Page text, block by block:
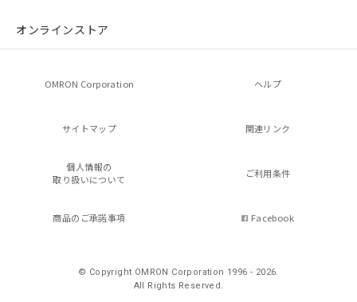
オンラインストア
OMRON Corporation ヘルプ
サイトマップ 関連リンク
個人情報の
取り扱いについて
ご利用条件
商品のご承諾事項 Facebook
© Copyright OMRON Corporation 1996 - 2026.
All Rights Reserved.